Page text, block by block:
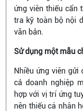
ứng viên thiếu cẩn
tra kỹ toàn bộ nội
văn bản.
Sử dụng một mẫu
Nhiều ứng viên gửi
cả doanh nghiệp
hợp với vị trí ứng
nên thiếu cá nhân